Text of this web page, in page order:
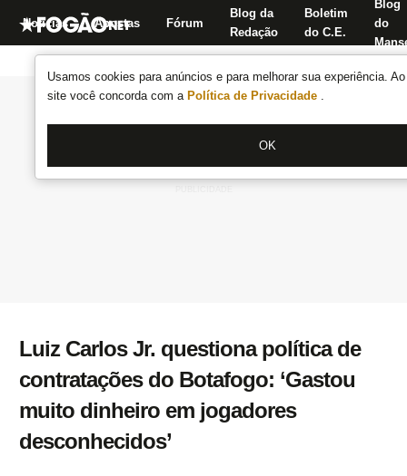
Usamos cookies para anúncios e para melhorar sua experiência.
site você concorda com a Política de Privacidade .
OK
Notícias Apostas Fórum
Blog da
Redação
Boletim
do C.E.
Blog
do
Luiz Carlos Jr. questiona política de
contratações do Botafogo: ‘Gastou
muito dinheiro em jogadores
desconhecidos’